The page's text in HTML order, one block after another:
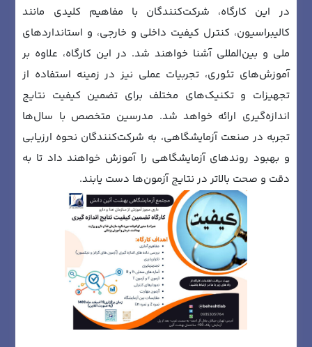
در این کارگاه، شرکت‌کنندگان با مفاهیم کلیدی مانند
کالیبراسیون، کنترل کیفیت داخلی و خارجی، و استانداردهای
ملی و بین‌المللی آشنا خواهند شد. در این کارگاه، علاوه بر
آموزش‌های تئوری، تجربیات عملی نیز در زمینه استفاده از
تجهیزات و تکنیک‌های مختلف برای تضمین کیفیت نتایج
اندازه‌گیری ارائه خواهد شد. مدرسین متخصص با سال‌ها
تجربه در صنعت آزمایشگاهی، به شرکت‌کنندگان نحوه ارزیابی
و بهبود روندهای آزمایشگاهی را آموزش خواهند داد تا به
دقت و صحت بالاتر در نتایج آزمون‌ها دست یابند.